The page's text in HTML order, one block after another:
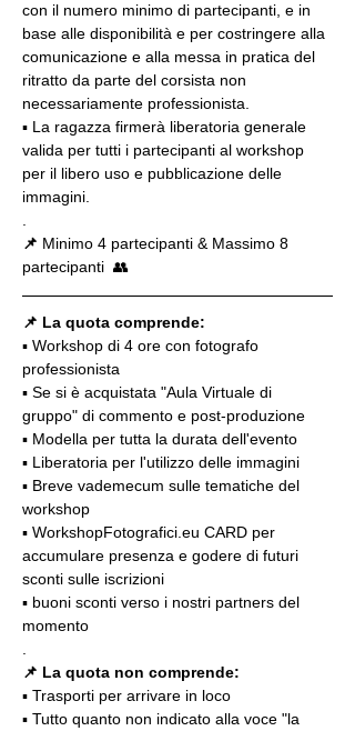
con il numero minimo di partecipanti, e in
base alle disponibilità e per costringere alla
comunicazione e alla messa in pratica del
ritratto da parte del corsista non
necessariamente professionista.
▪️ La ragazza firmerà liberatoria generale
valida per tutti i partecipanti al workshop
per il libero uso e pubblicazione delle
immagini.
📌 Minimo 4 partecipanti & Massimo 8
partecipanti  👥
📌 La quota comprende:
▪️ Workshop di 4 ore con fotografo
professionista
▪️ Se si è acquistata "Aula Virtuale di
gruppo" di commento e post-produzione
▪️ Modella per tutta la durata dell'evento
▪️ Liberatoria per l'utilizzo delle immagini
▪️ Breve vademecum sulle tematiche del
workshop
▪️ WorkshopFotografici.eu CARD per
accumulare presenza e godere di futuri
sconti sulle iscrizioni
▪️ buoni sconti verso i nostri partners del
momento
📌 La quota non comprende:
▪️ Trasporti per arrivare in loco
▪️ Tutto quanto non indicato alla voce "la